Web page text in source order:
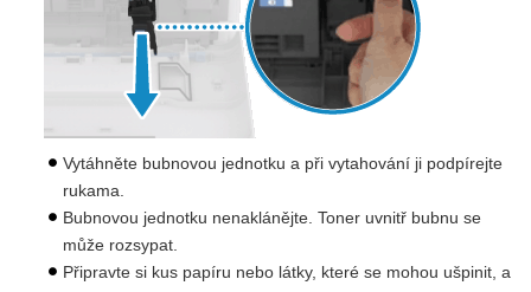
Vytáhněte bubnovou jednotku a při vytahování ji podpírejte
rukama.
Bubnovou jednotku nenaklánějte. Toner uvnitř bubnu se
může rozsypat.
Připravte si kus papíru nebo látky, které se mohou ušpinit, a